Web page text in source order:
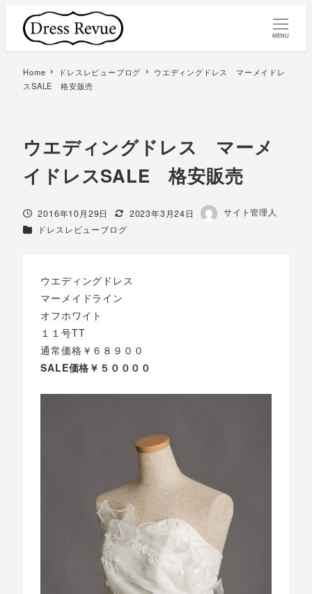
MENU
Home ドレスレビューブログ
ウエディングドレス マーメイドレ
スSALE 格安販売
ウエディングドレス マーメ
イドレスSALE 格安販売
投稿日
2016年10月29日 更新日
2023年3月24日
著
サイト管理人
カテゴリー
ドレスレビューブログ
ウエディングドレス
マーメイドライン
オフホワイト
１１号TT
通常価格￥６８９００
SALE価格￥５００００